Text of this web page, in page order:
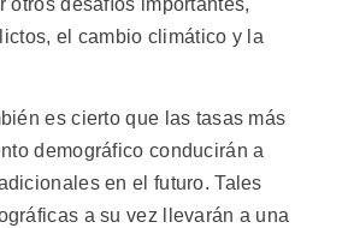
el cambio climático y la
es cierto que las tasas más
demográfico conducirán a
en el futuro. Tales
a su vez llevarán a una